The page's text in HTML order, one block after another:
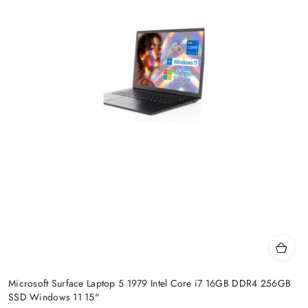
Microsoft Surface Laptop 5 1979 Intel Core i7 16GB DDR4 256GB
SSD Windows 11 15"